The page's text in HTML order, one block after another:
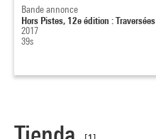
Bande annonce
Hors Pistes, 12e édition : Traversées
2017
39s